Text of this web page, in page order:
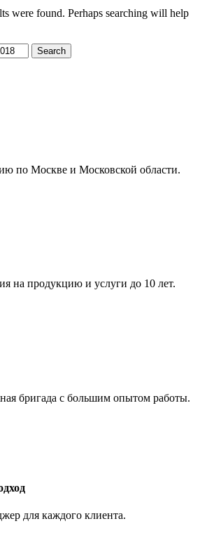
were found. Perhaps searching will help
Search
по Москве и Московской области.
на продукцию и услуги до 10 лет.
бригада с большим опытом работы.
для каждого клиента.